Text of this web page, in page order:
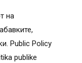
на
Public Policy
publike